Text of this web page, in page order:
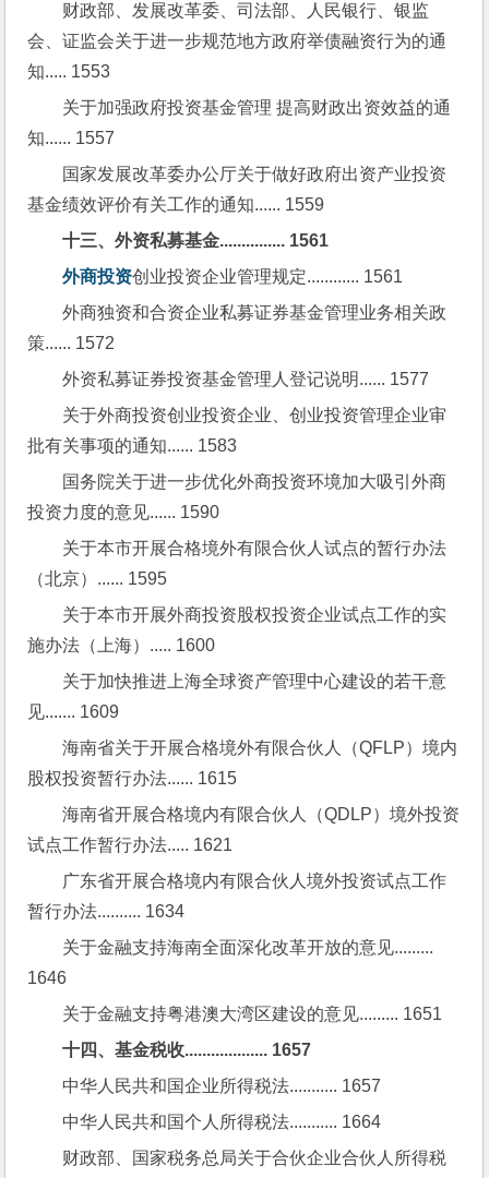
财政部、发展改革委、司法部、人民银行、银监
会、证监会关于进一步规范地方政府举债融资行为的通
知..... 1553
关于加强政府投资基金管理 提高财政出资效益的通
知...... 1557
国家发展改革委办公厅关于做好政府出资产业投资
基金绩效评价有关工作的通知...... 1559
十三、外资私募基金............... 1561
外商投资创业投资企业管理规定............ 1561
外商独资和合资企业私募证券基金管理业务相关政
策...... 1572
外资私募证券投资基金管理人登记说明...... 1577
关于外商投资创业投资企业、创业投资管理企业审
批有关事项的通知...... 1583
国务院关于进一步优化外商投资环境加大吸引外商
投资力度的意见...... 1590
关于本市开展合格境外有限合伙人试点的暂行办法
（北京）...... 1595
关于本市开展外商投资股权投资企业试点工作的实
施办法（上海）..... 1600
关于加快推进上海全球资产管理中心建设的若干意
见....... 1609
海南省关于开展合格境外有限合伙人（QFLP）境内
股权投资暂行办法...... 1615
海南省开展合格境内有限合伙人（QDLP）境外投资
试点工作暂行办法..... 1621
广东省开展合格境内有限合伙人境外投资试点工作
暂行办法.......... 1634
关于金融支持海南全面深化改革开放的意见.........
1646
关于金融支持粤港澳大湾区建设的意见......... 1651
十四、基金税收................... 1657
中华人民共和国企业所得税法........... 1657
中华人民共和国个人所得税法........... 1664
财政部、国家税务总局关于合伙企业合伙人所得税